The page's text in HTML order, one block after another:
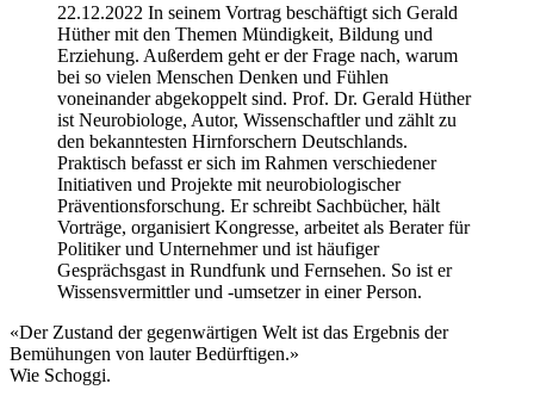
22.12.2022 In seinem Vortrag beschäftigt sich Gerald
Hüther mit den Themen Mündigkeit, Bildung und
Erziehung. Außerdem geht er der Frage nach, warum
bei so vielen Menschen Denken und Fühlen
voneinander abgekoppelt sind. Prof. Dr. Gerald Hüther
ist Neurobiologe, Autor, Wissenschaftler und zählt zu
den bekanntesten Hirnforschern Deutschlands.
Praktisch befasst er sich im Rahmen verschiedener
Initiativen und Projekte mit neurobiologischer
Präventionsforschung. Er schreibt Sachbücher, hält
Vorträge, organisiert Kongresse, arbeitet als Berater für
Politiker und Unternehmer und ist häufiger
Gesprächsgast in Rundfunk und Fernsehen. So ist er
Wissensvermittler und -umsetzer in einer Person.
«Der Zustand der gegenwärtigen Welt ist das Ergebnis der
Bemühungen von lauter Bedürftigen.»
Wie Schoggi.